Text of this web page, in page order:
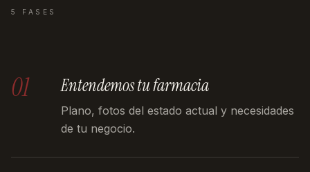
5 FASES
01 Entendemos tu farmacia
Plano, fotos del estado actual y necesidades
de tu negocio.